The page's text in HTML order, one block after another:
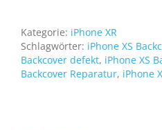
iPhone
XR
Menge
Kategorie: iPhone XR
Schlagwörter: iPhone XS
Backcover defekt, iPhone XS
Backcover Reparatur, iPhone